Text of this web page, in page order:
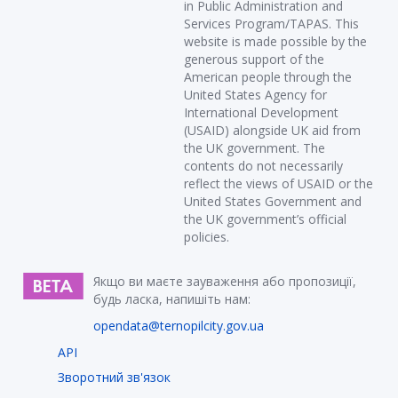
in Public Administration and
Services Program/TAPAS. This
website is made possible by the
generous support of the
American people through the
United States Agency for
International Development
(USAID) alongside UK aid from
the UK government. The
contents do not necessarily
reflect the views of USAID or the
United States Government and
the UK government’s official
policies.
Якщо ви маєте зауваження або пропозиції,
будь ласка, напишіть нам:
opendata@ternopilcity.gov.ua
API
Зворотний зв'язок